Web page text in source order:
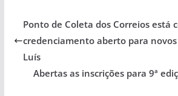
Ponto de Coleta dos Correios está
credenciamento aberto para novos
Luís
Abertas as inscrições para 9ª